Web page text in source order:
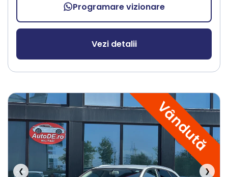
Programare vizionare
Vezi detalii
Vândută
❮ ❯